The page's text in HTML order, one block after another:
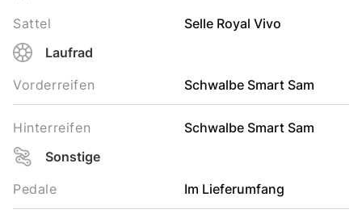
Sattel
Selle Royal Vivo
Laufrad
Vorderreifen
Schwalbe Smart Sam
Hinterreifen
Schwalbe Smart Sam
Sonstige
Pedale
Im Lieferumfang